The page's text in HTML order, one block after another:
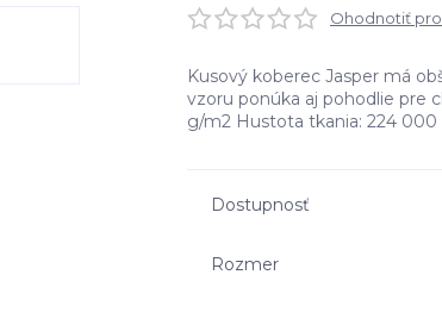
Ohodnotiť
Kusový koberec Jasper má
vzoru ponúka aj pohodlie pre
g/m2 Hustota tkania: 224
Dostupnosť
Rozmer